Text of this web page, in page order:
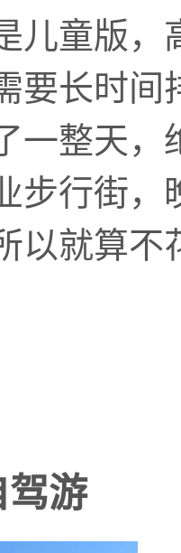
儿童版，
要长时
一整天
步行街
以就算不
驾游